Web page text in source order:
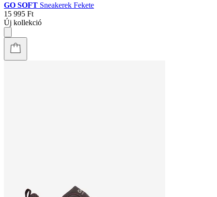
GO SOFT Sneakerek Fekete
15 995 Ft
Új kollekció